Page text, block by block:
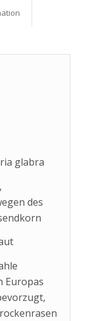
glabra
des
Europas